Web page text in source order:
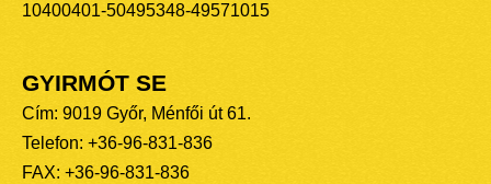
10400401-50495348-49571015
GYIRMÓT SE
Cím: 9019 Győr, Ménfői út 61.
Telefon: +36-96-831-836
FAX: +36-96-831-836